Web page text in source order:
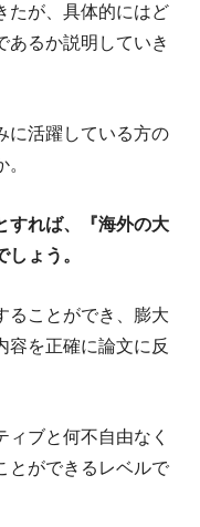
たが、具体的にはど
あるか説明していき
に活躍している方の
すれば、『海外の大
ょう。
ることができ、膨大
容を正確に論文に反
ブと何不自由なく
とができるレベルで